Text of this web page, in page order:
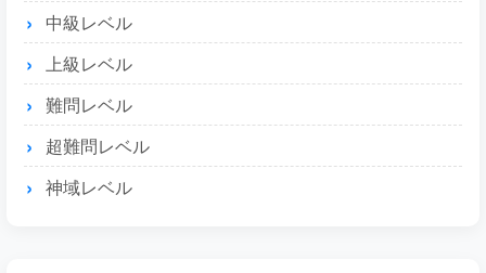
中級レベル
上級レベル
難問レベル
超難問レベル
神域レベル